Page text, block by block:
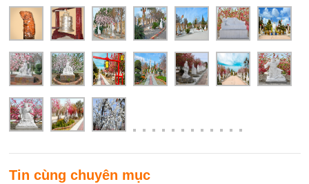
Tin cùng chuyên mục